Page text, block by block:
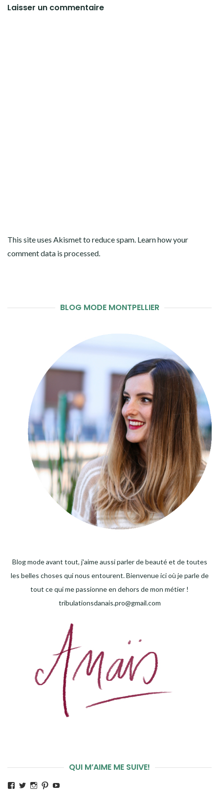
Laisser un commentaire
This site uses Akismet to reduce spam. Learn how your
comment data is processed
BLOG MODE MONTPELLIER
Blog mode avant tout, j'aime aussi parler de beauté et de toutes
les belles choses qui nous entourent. Bienvenue ici où je parle de
tout ce qui me passionne en dehors de mon métier !
tribulationsdanais.pro@gmail.com
QUI M’AIME ME SUIVE!
Voir Voir Voir Voir